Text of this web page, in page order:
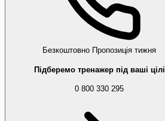
Безкоштовно Пропозиція тижня
Підберемо тренажер під ваші цілі
0 800 330 295